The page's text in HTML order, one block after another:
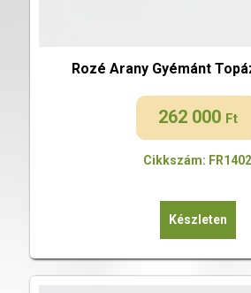
Rozé Arany Gyémánt
262 000 Ft
Cikkszám: FR1402
Készleten